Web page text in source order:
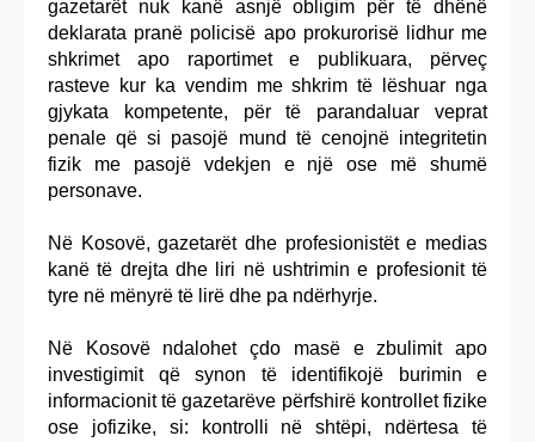
gazetarët nuk kanë asnjë obligim për të dhënë
deklarata pranë policisë apo prokurorisë lidhur me
shkrimet apo raportimet e publikuara, përveç
rasteve kur ka vendim me shkrim të lëshuar nga
gjykata kompetente, për të parandaluar veprat
penale që si pasojë mund të cenojnë integritetin
fizik me pasojë vdekjen e një ose më shumë
personave.
Në Kosovë, gazetarët dhe profesionistët e medias
kanë të drejta dhe liri në ushtrimin e profesionit të
tyre në mënyrë të lirë dhe pa ndërhyrje.
Në Kosovë ndalohet çdo masë e zbulimit apo
investigimit që synon të identifikojë burimin e
informacionit të gazetarëve përfshirë kontrollet fizike
ose jofizike, si: kontrolli në shtëpi, ndërtesa të